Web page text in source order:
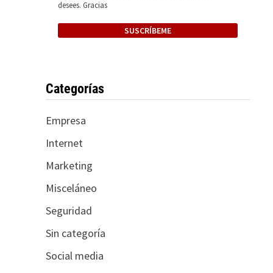
desees. Gracias
Categorías
Empresa
Internet
Marketing
Misceláneo
Seguridad
Sin categoría
Social media